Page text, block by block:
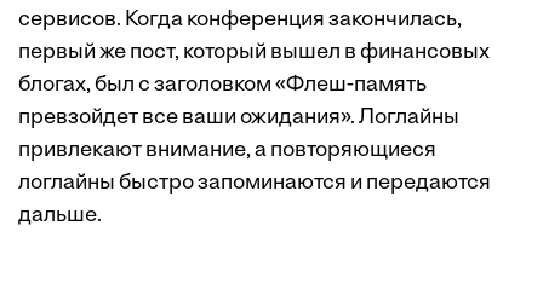
сервисов. Когда конференция закончилась,
первый же пост, который вышел в финансовых
блогах, был с заголовком «Флеш-память
превзойдет все ваши ожидания». Логлайны
привлекают внимание, а повторяющиеся
логлайны быстро запоминаются и передаются
дальше.